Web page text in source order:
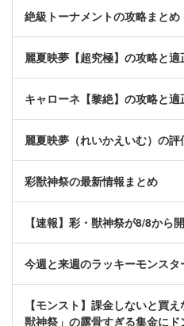
絶級トーナメントの攻略まとめ
麗夏映夢【超究極】の攻略と適
キャローネ【黎絶】の攻略と適
麗夏映夢（れいかえいむ）の評
彩獣神祭の最新情報まとめ
【速報】彩・獣神祭が8/8から
今週と来週のラッキーモンス
【モンスト】課金しないと買
獣神祭」の露骨すぎる集金にド